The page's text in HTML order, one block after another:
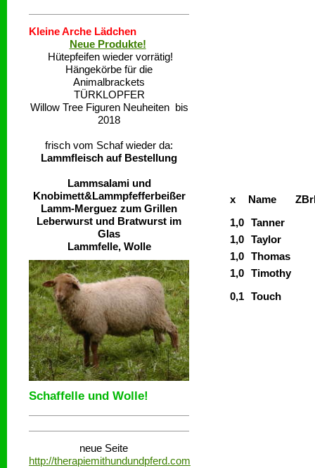
Kleine Arche Lädchen
Neue Produkte!
Hütepfeifen wieder vorrätig!
Hängekörbe für die
Animalbrackets
TÜRKLOPFER
Willow Tree Figuren Neuheiten bis
2018
frisch vom Schaf wieder da:
Lammfleisch auf Bestellung
Lammsalami und
Knobimett&Lammpfefferbeißer
Lamm-Merguez zum Grillen
Leberwurst und Bratwurst im
Glas
Lammfelle, Wolle
Schaffelle und Wolle!
neue Seite
http://therapiemithundundpferd.com
x Name
1,0 Tanner
1,0 Taylor
1,0 Thomas
1,0 Timothy
0,1 Touch